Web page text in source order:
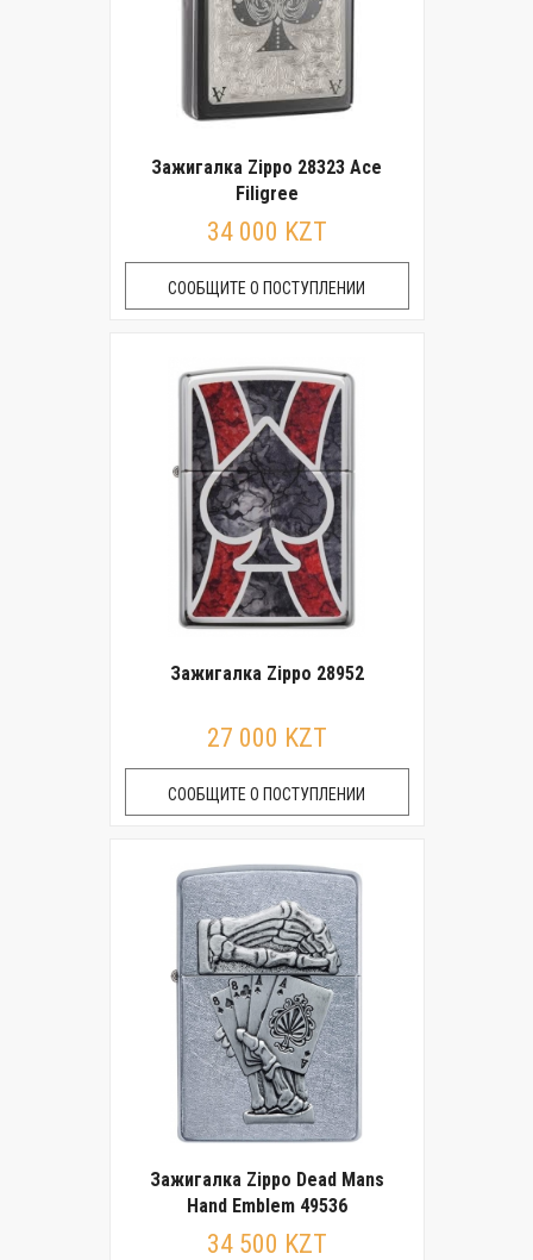
Зажигалка Zippo 28323 Ace
Filigree
34 000 KZT
СООБЩИТЕ О ПОСТУПЛЕНИИ
Зажигалка Zippo 28952
27 000 KZT
СООБЩИТЕ О ПОСТУПЛЕНИИ
Зажигалка Zippo Dead Mans
Hand Emblem 49536
34 500 KZT